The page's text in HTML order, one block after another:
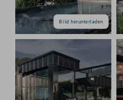
Bild herunterladen